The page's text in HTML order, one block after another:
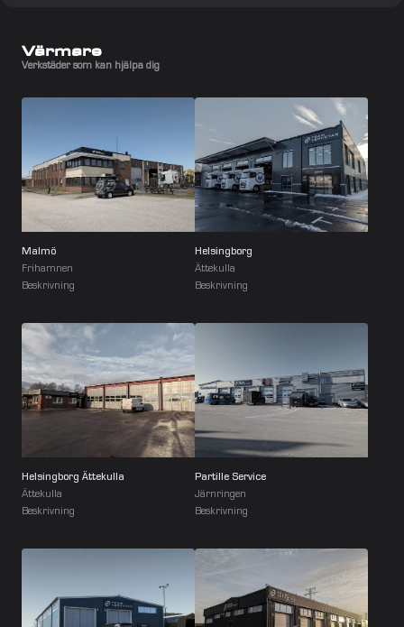
Värmare
Verkstäder som kan hjälpa dig
Malmö
Frihamnen
Beskrivning
Helsingborg
Ättekulla
Beskrivning
Helsingborg Ättekulla
Ättekulla
Beskrivning
Partille Service
Järnringen
Beskrivning